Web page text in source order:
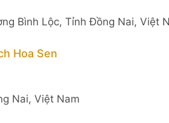
Bình Lộc, Tỉnh Đồng Nai, Việt
Hoa Sen
Nai, Việt Nam